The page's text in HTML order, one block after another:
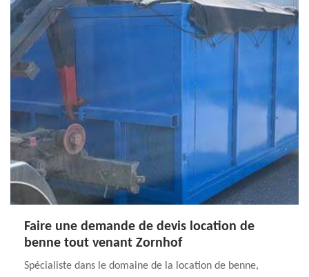
Faire une demande de devis location de
benne tout venant Zornhof
Spécialiste dans le domaine de la location de benne,